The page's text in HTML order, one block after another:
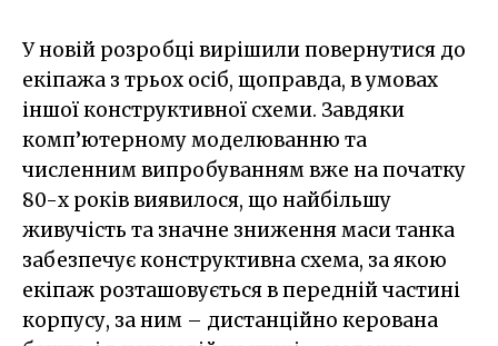
У новій розробці вирішили повернутися до
екіпажа з трьох осіб, щоправда, в умовах
іншої конструктивної схеми. Завдяки
комп’ютерному моделюванню та
численним випробуванням вже на початку
80-х років виявилося, що найбільшу
живучість та значне зниження маси танка
забезпечує конструктивна схема, за якою
екіпаж розташовується в передній частині
корпусу, за ним – дистанційно керована